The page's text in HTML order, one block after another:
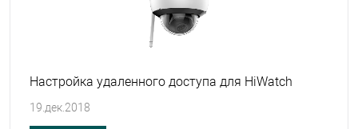
Настройка удаленного доступа для HiWatch
19.дек.2018